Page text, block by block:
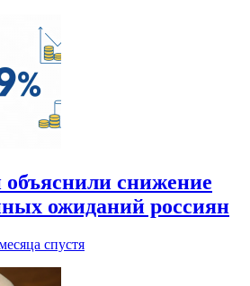
снижение
ожиданий россиян
спустя